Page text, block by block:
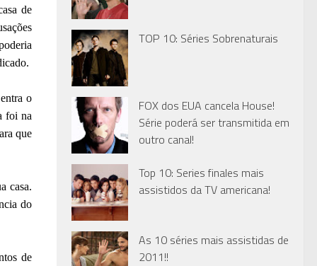
de
o
foi na
que
casa.
do
de
TOP 10: Séries Sobrenaturais
FOX dos EUA cancela House!
Série poderá ser transmitida em
outro canal!
Top 10: Series finales mais
assistidos da TV americana!
As 10 séries mais assistidas de
2011!!